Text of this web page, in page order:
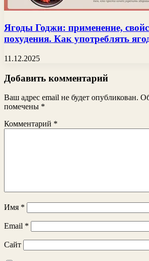
Ягоды Годжи: применение,
похудения. Как употреблять
11.12.2025
Добавить комментарий
Ваш адрес email не будет опубликован.
помечены *
Комментарий *
Имя *
Email *
Сайт